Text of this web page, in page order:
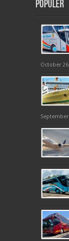
Populer
October